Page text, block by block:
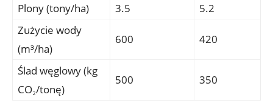
Plony (tony/ha)
3.5
5.2
Zużycie wody
(m³/ha)
600 420
Ślad węglowy (kg
CO₂/tonę)
500 350